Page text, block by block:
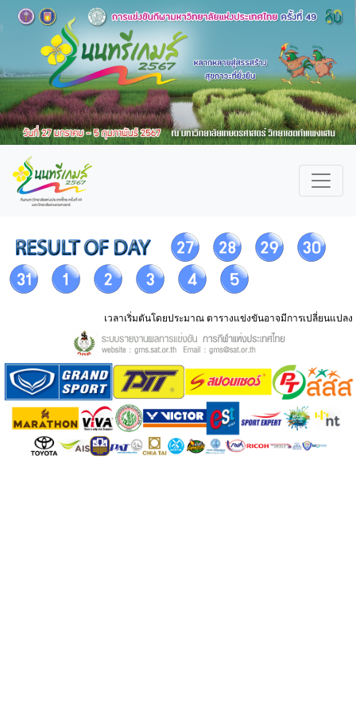
เวลาเริ่มตันโดยประมาณ ตารางแข่งขันอาจมีการเปลี่ยนแปลง